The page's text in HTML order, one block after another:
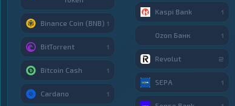
Binance Coin (BNB) 1
BitTorrent 1
Bitcoin Cash 1
Cardano 1
Kaspi Bank 1
Ozon Банк 1
Revolut 2
SEPA 1